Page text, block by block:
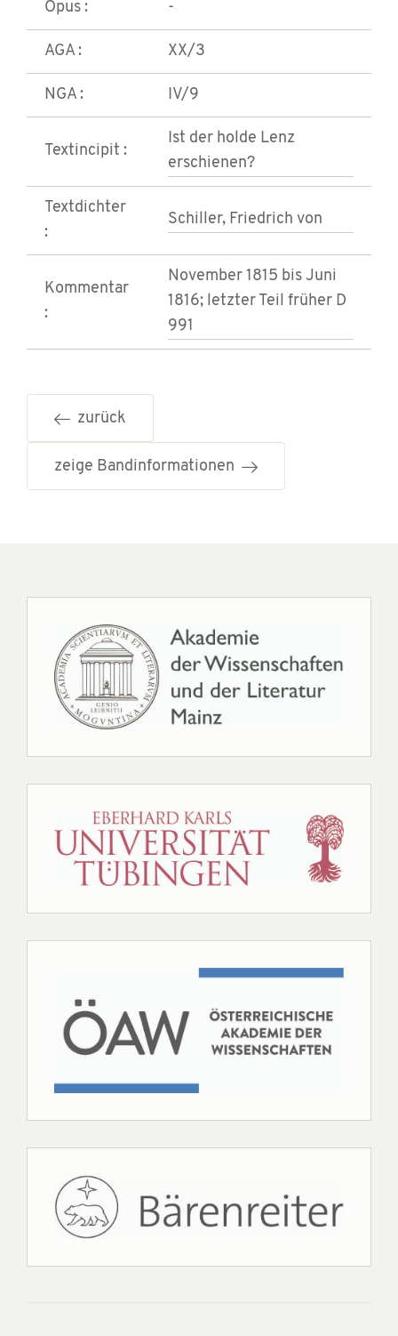
Opus : -
AGA : XX/3
NGA : IV/9
Textincipit :
Ist der holde Lenz
erschienen?
Textdichter
:
Schiller, Friedrich von
Kommentar
:
November 1815 bis Juni
1816; letzter Teil früher D
991
zurück
zeige Bandinformationen